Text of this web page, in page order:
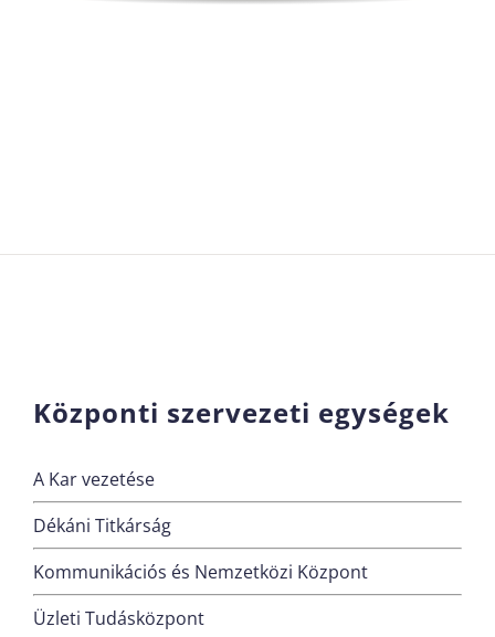
Központi szervezeti egységek
A Kar vezetése
Dékáni Titkárság
Kommunikációs és Nemzetközi Központ
Üzleti Tudásközpont